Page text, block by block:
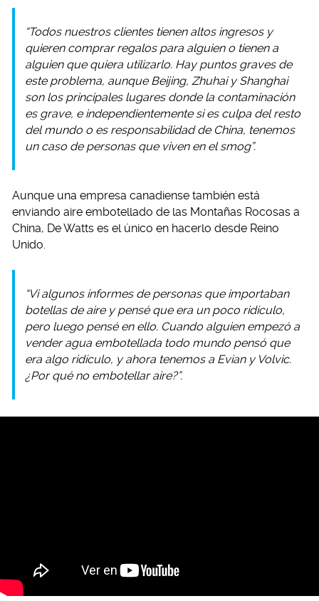
“Todos nuestros clientes tienen altos ingresos y
quieren comprar regalos para alguien o tienen a
alguien que quiera utilizarlo. Hay puntos graves de
este problema, aunque Beijing, Zhuhai y Shanghai
son los principales lugares donde la contaminación
es grave, e independientemente si es culpa del resto
del mundo o es responsabilidad de China, tenemos
un caso de personas que viven en el smog”.
Aunque una empresa canadiense también está
enviando aire embotellado de las Montañas Rocosas a
China, De Watts es el único en hacerlo desde Reino
Unido.
“Vi algunos informes de personas que importaban
botellas de aire y pensé que era un poco ridículo,
pero luego pensé en ello. Cuando alguien empezó a
vender agua embotellada todo mundo pensó que
era algo ridículo, y ahora tenemos a Evian y Volvic.
¿Por qué no embotellar aire?”.